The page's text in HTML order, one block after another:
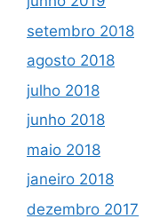
setembro 2018
agosto 2018
julho 2018
junho 2018
maio 2018
janeiro 2018
dezembro 2017